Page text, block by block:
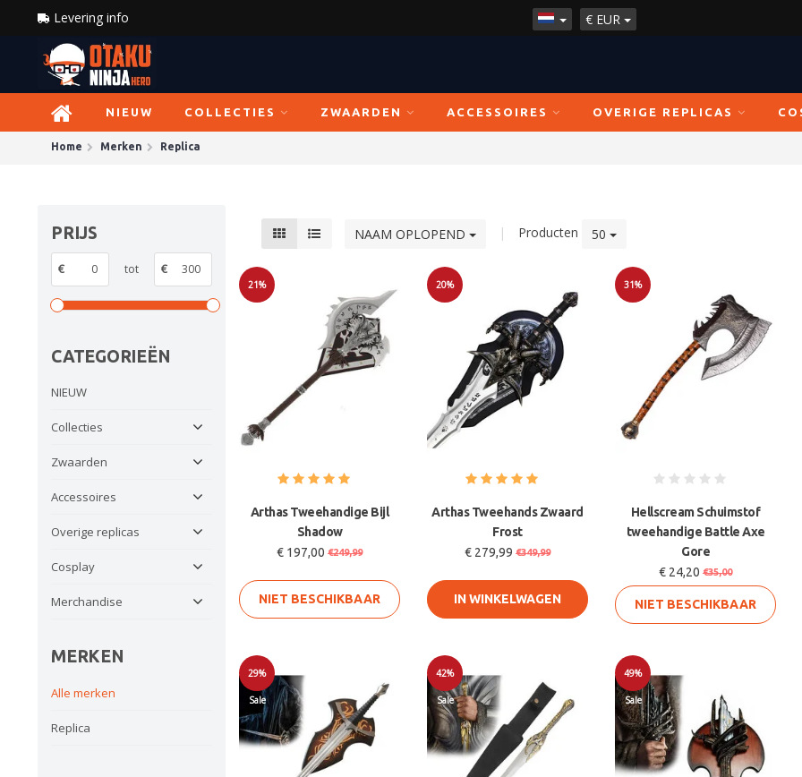
Levering info € EUR
NIEUW COLLECTIES ZWAARDEN ACCESSOIRES OVERIGE REPLICAS
Home Merken Replica
PRIJS
€ tot €
CATEGORIEËN
NIEUW
Collecties
Zwaarden
Accessoires
Overige replicas
Cosplay
Merchandise
MERKEN
Alle merken
Replica
NAAM OPLOPEND | Producten 50
21%
Arthas Tweehandige Bijl
Shadow
€ 197,00 €249,99
NIET BESCHIKBAAR
20%
Arthas Tweehands Zwaard
Frost
€ 279,99 €349,99
IN WINKELWAGEN
31%
Hellscream Schuimstof
tweehandige Battle Axe
Gore
€ 24,20 €35,00
NIET BESCHIKBAAR
29%
Sale
42%
Sale
49%
Sale